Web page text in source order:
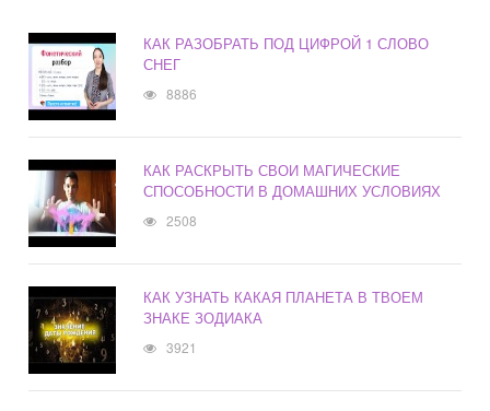
КАК РАЗОБРАТЬ ПОД ЦИФРОЙ 1 СЛОВО
СНЕГ
8886
КАК РАСКРЫТЬ СВОИ МАГИЧЕСКИЕ
СПОСОБНОСТИ В ДОМАШНИХ УСЛОВИЯХ
2508
КАК УЗНАТЬ КАКАЯ ПЛАНЕТА В ТВОЕМ
ЗНАКЕ ЗОДИАКА
3921